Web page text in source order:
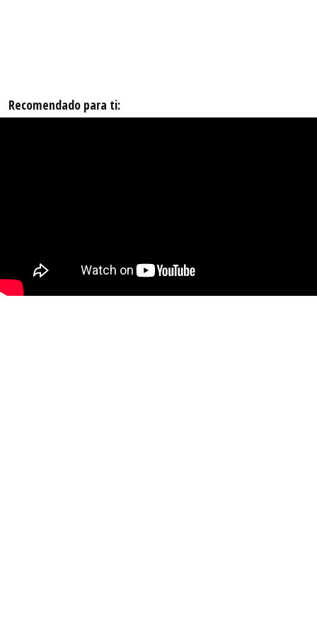
Recomendado para ti: